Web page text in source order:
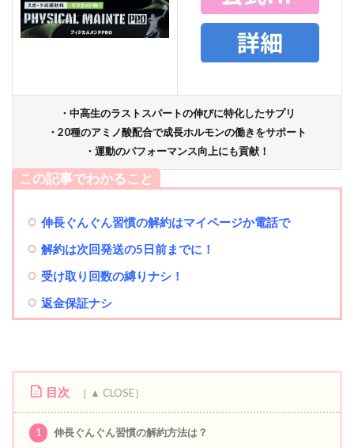
・中高生のラストスパートの伸びに特化したサプリ
・20種のアミノ酸配合で成長ホルモンの働きをサポート
・運動のパフォーマンス向上にも貢献！
この記事でわかること
伸長ぐんぐん習慣の解約はマイページか電話で
解約は次回発送の5日前までに！
受け取り回数の縛りナシ！
返金保証ナシ
目次
1
伸長ぐんぐん習慣の解約方法は？